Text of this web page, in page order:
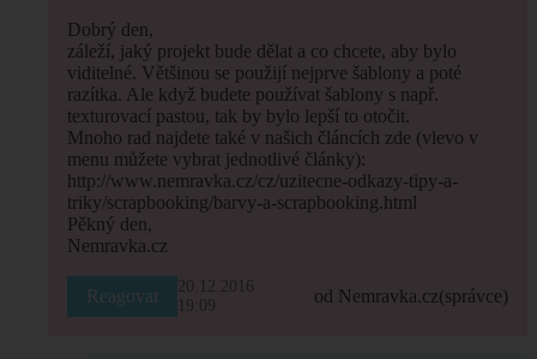
Dobrý den,
záleží, jaký projekt bude dělat a co chcete, aby bylo
viditelné. Většinou se použijí nejprve šablony a poté
razítka. Ale když budete používat šablony s např.
texturovací pastou, tak by bylo lepší to otočit.
Mnoho rad najdete také v našich článcích zde (vlevo v
menu můžete vybrat jednotlivé články):
http://www.nemravka.cz/cz/uzitecne-odkazy-tipy-a-
triky/scrapbooking/barvy-a-scrapbooking.html
Pěkný den,
Nemravka.cz
Reagovat
20.12.2016
19:09
od Nemravka.cz(správce)